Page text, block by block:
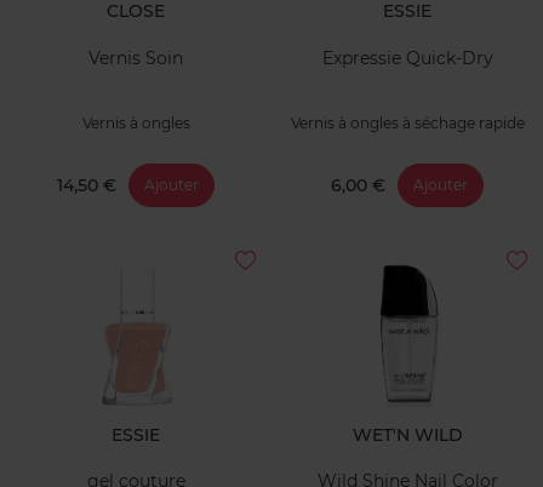
CLOSE
Vernis Soin
Vernis à ongles
14,50 € Ajouter
ESSIE
Expressie Quick-Dry
Vernis à ongles à séchage rapide
6,00 € Ajouter
ESSIE
gel couture
WET'N WILD
Wild Shine Nail Color